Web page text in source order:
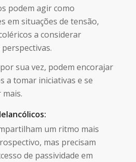
podem agir como
em situações de tensão,
a considerar
sua vez, podem encorajar
a tomar iniciativas e se
um ritmo mais
mas precisam
de passividade em